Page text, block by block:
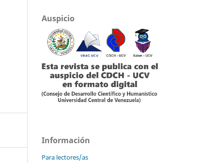
Auspicio
Información
Para lectores/as